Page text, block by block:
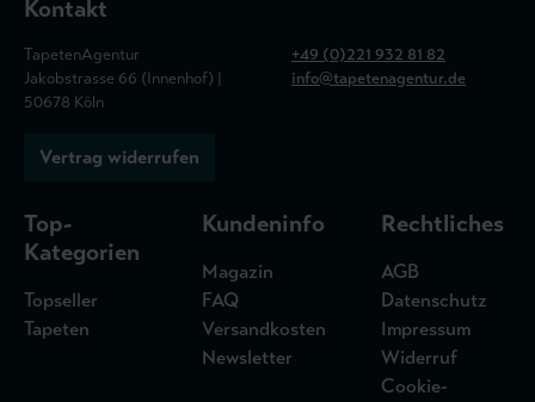
Kontakt
TapetenAgentur
Jakobstrasse 66 (Innenhof) |
50678 Köln
+49 (0)221 932 81 82
info@tapetenagentur.de
Vertrag widerrufen
Top-
Kategorien
Topseller
Tapeten
Kundeninfo
Magazin
FAQ
Versandkosten
Newsletter
Rechtliches
AGB
Datenschutz
Impressum
Widerruf
Cookie-